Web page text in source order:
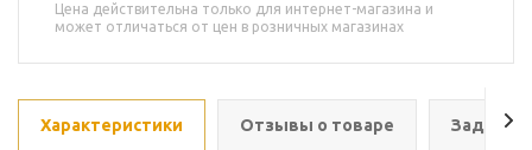
Цена действительна только для интернет-магазина и
может отличаться от цен в розничных магазинах
Характеристики Отзывы о товаре Задать